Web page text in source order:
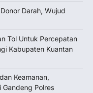
Darah, Wujud
Tol Untuk Percepatan
Kabupaten Kuantan
Keamanan,
Gandeng Polres